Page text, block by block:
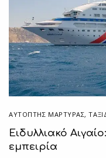
ΑΥΤΌΠΤΗΣ ΜΆΡΤΥΡΑΣ,
Ειδυλλιακό
εμπειρία